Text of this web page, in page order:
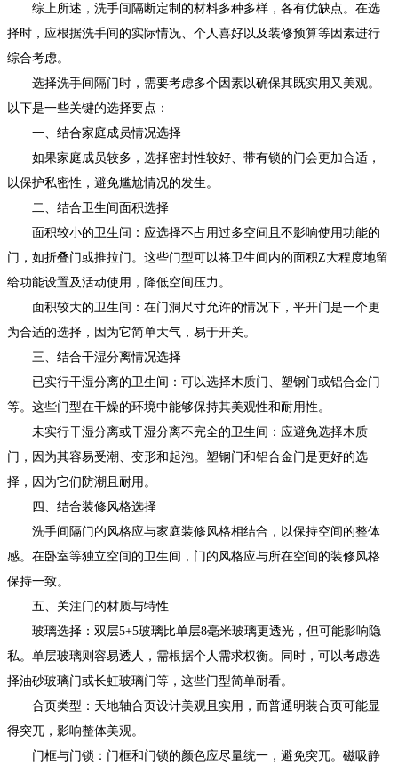
综上所述，洗手间隔断定制的材料多种多样，各有优缺点。在选
择时，应根据洗手间的实际情况、个人喜好以及装修预算等因素进行
综合考虑。
选择洗手间隔门时，需要考虑多个因素以确保其既实用又美观。
以下是一些关键的选择要点：
一、结合家庭成员情况选择
如果家庭成员较多，选择密封性较好、带有锁的门会更加合适，
以保护私密性，避免尴尬情况的发生。
二、结合卫生间面积选择
面积较小的卫生间：应选择不占用过多空间且不影响使用功能的
门，如折叠门或推拉门。这些门型可以将卫生间内的面积Z大程度地留
给功能设置及活动使用，降低空间压力。
面积较大的卫生间：在门洞尺寸允许的情况下，平开门是一个更
为合适的选择，因为它简单大气，易于开关。
三、结合干湿分离情况选择
已实行干湿分离的卫生间：可以选择木质门、塑钢门或铝合金门
等。这些门型在干燥的环境中能够保持其美观性和耐用性。
未实行干湿分离或干湿分离不完全的卫生间：应避免选择木质
门，因为其容易受潮、变形和起泡。塑钢门和铝合金门是更好的选
择，因为它们防潮且耐用。
四、结合装修风格选择
洗手间隔门的风格应与家庭装修风格相结合，以保持空间的整体
感。在卧室等独立空间的卫生间，门的风格应与所在空间的装修风格
保持一致。
五、关注门的材质与特性
玻璃选择：双层5+5玻璃比单层8毫米玻璃更透光，但可能影响隐
私。单层玻璃则容易透人，需根据个人需求权衡。同时，可以考虑选
择油砂玻璃门或长虹玻璃门等，这些门型简单耐看。
合页类型：天地轴合页设计美观且实用，而普通明装合页可能显
得突兀，影响整体美观。
门框与门锁：门框和门锁的颜色应尽量统一，避免突兀。磁吸静